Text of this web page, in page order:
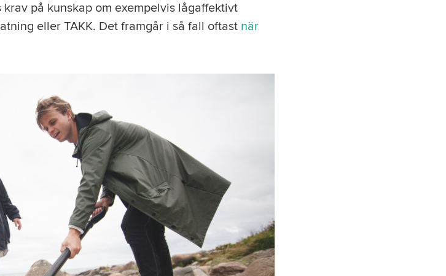
på kunskap om exempelvis lågaffektivt
eller TAKK. Det framgår i så fall oftast när